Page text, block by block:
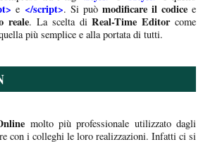
e </script>. Si puòmodificare il codicee
reale. La scelta diReal-Time Editorcome
più semplice e alla portata di tutti.
molto più professionale utilizzato dagli
con i colleghi le loro realizzazioni. Infatti ci si